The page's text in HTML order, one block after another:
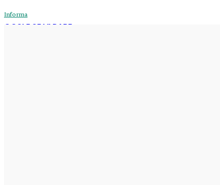
Informa
COSI E SE VI PARE